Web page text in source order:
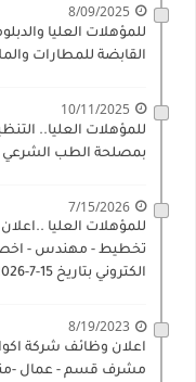
8/09/2025
للمؤهلات العليا
القابضة للمطارات
10/11/2025
للمؤهلات العليا..
بمصلحة الطب الشرعي
7/15/2026
للمؤهلات العليا
تخطيط - مهندس -
الكتروني بتاريخ 15-7-2026
8/19/2023
اعلان وظائف شركة اكوا
مشرف قسم - عمال -مندوب